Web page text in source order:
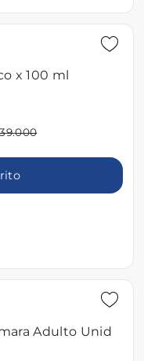
x 100 ml
Adulto Unid